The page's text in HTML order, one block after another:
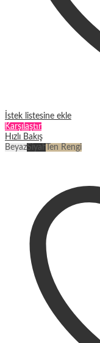
İstek listesine ekle
Karşılaştır
Hızlı Bakış
BeyazSiyah Ten Rengi